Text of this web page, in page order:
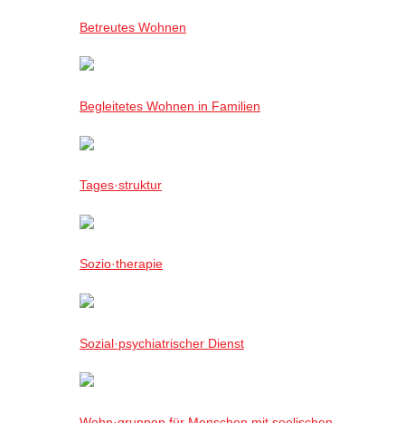
Betreutes Wohnen
Begleitetes Wohnen in Familien
Tages·struktur
Sozio·therapie
Sozial·psychiatrischer Dienst